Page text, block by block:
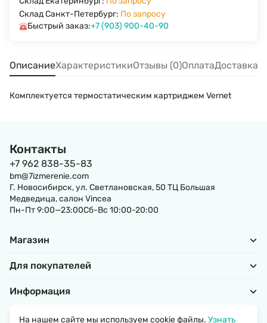
Склад Санкт-Петербург: По запросу
Быстрый заказ:+7 (903) 900-40-90
ОписаниеХарактеристикиОтзывы (0)ОплатаДоставка
Комплектуется термостатическим картриджем Vernet
Контакты
+7 962 838-35-83
bm@7izmerenie.com
Г. Новосибирск, ул. Светлановская, 50 ТЦ Большая
Медведица, салон Vincea
Пн-Пт 9:00—23:00Сб-Вс 10:00-20:00
Магазин
Для покупателей
Информация
На нашем сайте мы используем cookie файлы. Узнать